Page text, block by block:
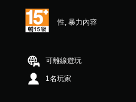
5
顆
，
共
2
性, 暴力內容
可離線遊玩
1名玩家